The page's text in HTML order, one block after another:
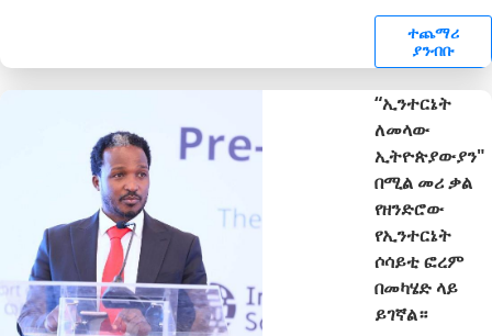
ተጨማሪ
ያንብቡ
“ኢንተርኔት
ለመላው
ኢትዮጵያውያን"
በሚል መሪ ቃል
የዘንድሮው
የኢንተርኔት
ሶሳይቲ ፎረም
በመካሄድ ላይ
ይገኛል።